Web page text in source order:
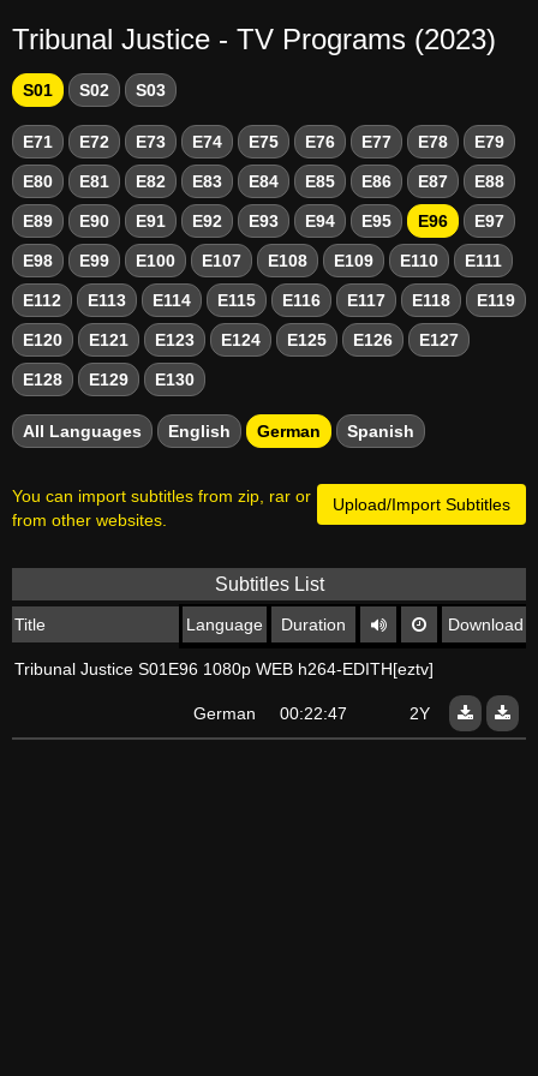
Tribunal Justice - TV Programs (2023)
S01 S02 S03
E71 E72 E73 E74 E75 E76 E77 E78 E79
E80 E81 E82 E83 E84 E85 E86 E87 E88
E89 E90 E91 E92 E93 E94 E95 E96 E97
E98 E99 E100 E107 E108 E109 E110 E111
E112 E113 E114 E115 E116 E117 E118 E119
E120 E121 E123 E124 E125 E126 E127
E128 E129 E130
All Languages English German Spanish
Upload/Import Subtitles
You can import subtitles from zip, rar or
from other websites.
Subtitles List
Title Language Duration Download
Tribunal Justice S01E96 1080p WEB h264-EDITH[eztv]
German 00:22:47 2Y